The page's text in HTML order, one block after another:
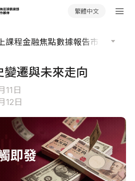
繁體中文
課程金融焦點數據報告市場分析
變遷與未來走向
11日
12日